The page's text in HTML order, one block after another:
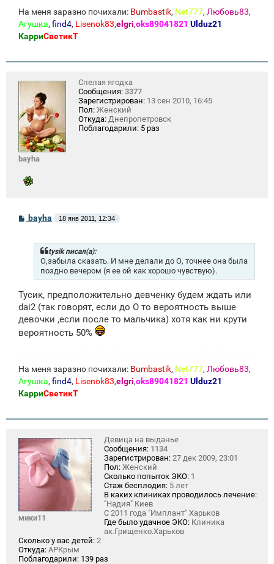
На меня заразно почихали: Bumbastik, Net777, Любовь83,
Агушка, find4, Lisenok83,elgri,oks89041821 Ulduz21
КарриСветикТ
bayha
Спелая ягодка
Сообщения: 3377
Зарегистрирован: 13 сен 2010, 16:45
Пол: Женский
Откуда: Днепропетровск
Поблагодарили: 5 раз
С
о
bayha 18 янв 2011, 12:34
tysik писал(а):
О,забыла сказать. И мне делали до О, точнее она была
поздно вечером (я ее ой как хорошо чувствую).
Тусик, предположительно девченку будем ждать или
dai2 (так говорят, если до О то вероятность выше
девочки ,если после то мальчика) хотя как ни крути
вероятность 50%
На меня заразно почихали: Bumbastik, Net777, Любовь83,
Агушка, find4, Lisenok83,elgri,oks89041821 Ulduz21
КарриСветикТ
мики11
Девица на выданье
Сообщения: 1134
Зарегистрирован: 27 дек 2009, 23:01
Пол: Женский
Сколько попыток ЭКО: 1
Стаж бесплодия: 5 лет
В каких клиниках проводилось лечение:
"Надия" Киев
С 2011 года "Имплант" Харьков
Где было удачное ЭКО: Клиника
ак.Грищенко.Харьков
Сколько у вас детей: 2
Откуда: АРКрым
Поблагодарили: 139 раз